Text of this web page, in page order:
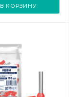
В КОРЗИНУ